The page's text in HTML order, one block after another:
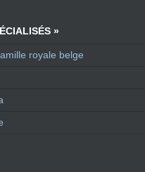
»
royale belge